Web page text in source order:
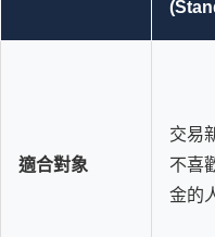
適合對象
交易
不喜
金的